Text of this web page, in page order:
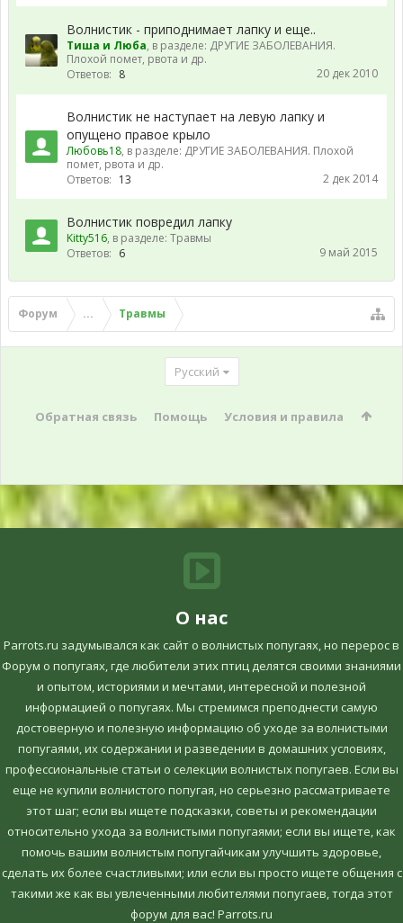
Волнистик - приподнимает лапку и еще..
Тиша и Люба, в разделе: ДРУГИЕ ЗАБОЛЕВАНИЯ.
Плохой помет, рвота и др.
Ответов: 8 20 дек 2010
Волнистик не наступает на левую лапку и
опущено правое крыло
Любовь18, в разделе: ДРУГИЕ ЗАБОЛЕВАНИЯ. Плохой
помет, рвота и др.
Ответов: 13 2 дек 2014
Волнистик повредил лапку
Kitty516, в разделе: Травмы
Ответов: 6 9 май 2015
Форум ... Травмы
Русский
Обратная связь Помощь Условия и правила
О нас
Parrots.ru задумывался как сайт о волнистых попугаях, но перерос в
Форум о попугаях, где любители этих птиц делятся своими знаниями
и опытом, историями и мечтами, интересной и полезной
информацией о попугаях. Мы стремимся преподнести самую
достоверную и полезную информацию об уходе за волнистыми
попугаями, их содержании и разведении в домашних условиях,
профессиональные статьи о селекции волнистых попугаев. Если вы
еще не купили волнистого попугая, но серьезно рассматриваете
этот шаг; если вы ищете подсказки, советы и рекомендации
относительно ухода за волнистыми попугаями; если вы ищете, как
помочь вашим волнистым попугайчикам улучшить здоровье,
сделать их более счастливыми; или если вы просто ищете общения с
такими же как вы увлеченными любителями попугаев, тогда этот
форум для вас! Parrots.ru